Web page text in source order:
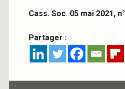
Cass. Soc. 05 mai 2021, n°
Partager :